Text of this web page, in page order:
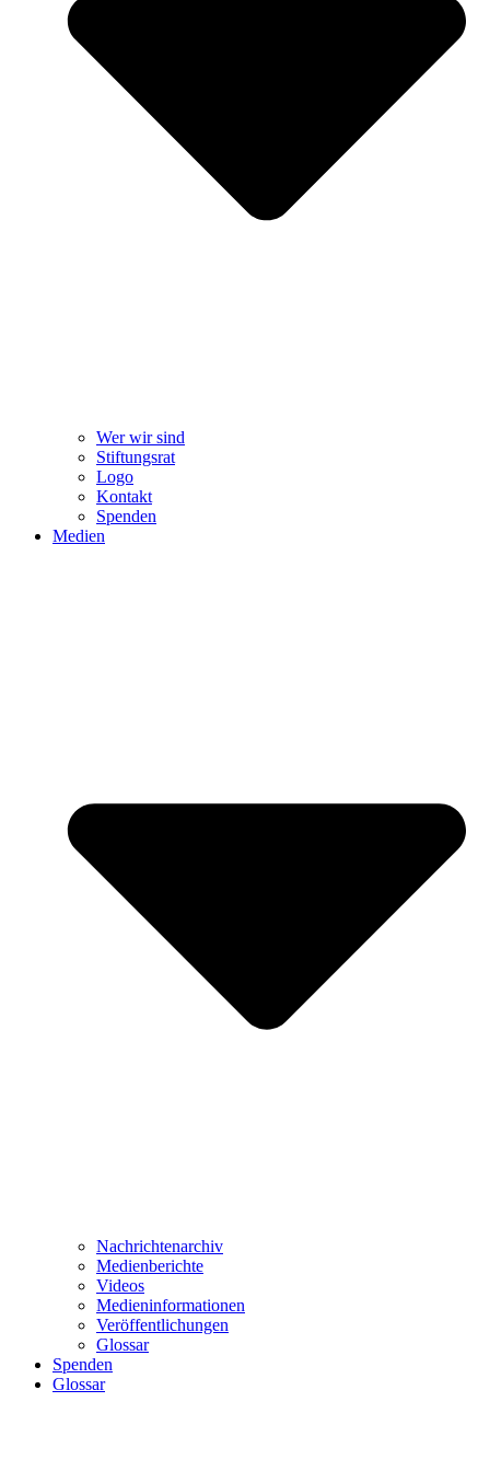
Wer wir sind
Stiftungsrat
Logo
Kontakt
Spenden
Medien
Nachrichtenarchiv
Medienberichte
Videos
Medieninformationen
Veröffentlichungen
Glossar
Spenden
Glossar